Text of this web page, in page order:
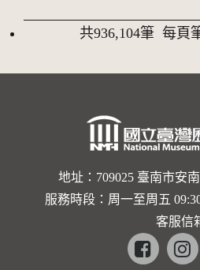
共936,104筆 每頁
地址：709025 臺南市安
服務時段：周一至周五
客服信